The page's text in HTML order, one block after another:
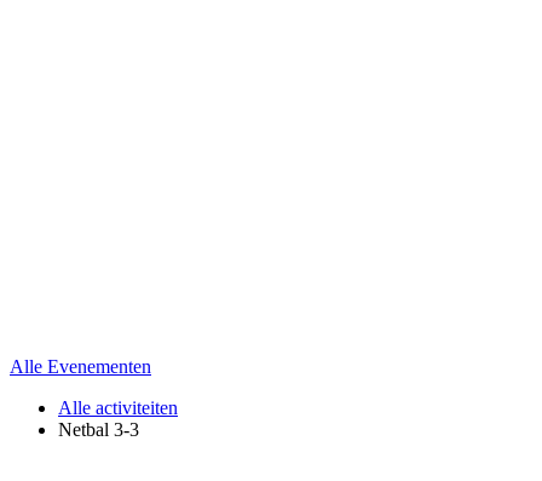
Alle Evenementen
Alle activiteiten
Netbal 3-3